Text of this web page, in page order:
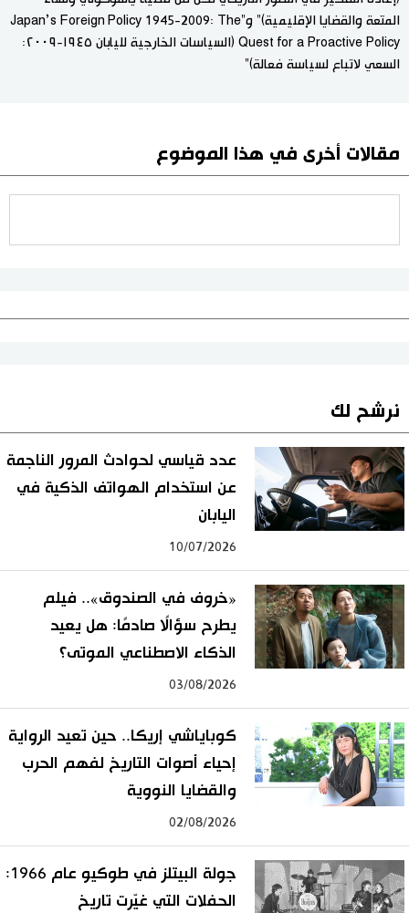
المتعة والقضايا الإقليمية)" و"Japan’s Foreign Policy 1945-2009: The
Quest for a Proactive Policy (السياسات الخارجية لليابان ١٩٤٥-٢٠٠٩:
السعي لاتباع لسياسة فعالة)"
مقالات أخرى في هذا الموضوع
نرشح لك
عدد قياسي لحوادث المرور الناجمة
عن استخدام الهواتف الذكية في
اليابان
10/07/2026
«خروف في الصندوق».. فيلم
يطرح سؤالًا صادمًا: هل يعيد
الذكاء الاصطناعي الموتى؟
03/08/2026
كوباياشي إريكا.. حين تعيد الرواية
إحياء أصوات التاريخ لفهم الحرب
والقضايا النووية
02/08/2026
جولة البيتلز في طوكيو عام 1966:
الحفلات التي غيّرت تاريخ